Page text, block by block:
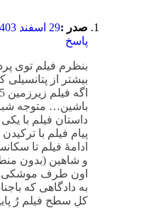
صدر : 29 اسفند 1403
بنظرم فیلم توی
بیشتر از پتانسیلی که
اگه
باشین… متوجه شباهت
داستان فیلم با یکی از
پیام فیلم با ترکیدن
ادامۀ فیلم تا سکانس
و شاهین (بدون منطق
اون طرف موشکی که
به دادگاهی که باجناق
کلِ سطح فیلم رُ پایین